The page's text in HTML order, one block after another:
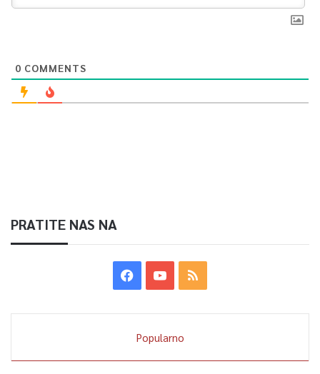
0 COMMENTS
PRATITE NAS NA
Popularno